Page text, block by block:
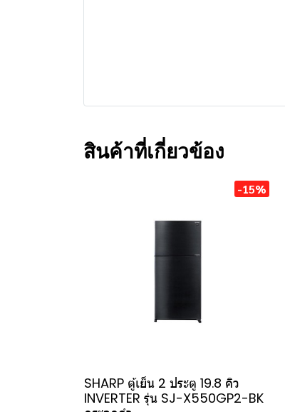
สินค้าที่เกี่ยวข้อง
-15%
SHARP ตู้เย็น 2 ประตู 19.8 คิว
INVERTER รุ่น SJ-X550GP2-BK